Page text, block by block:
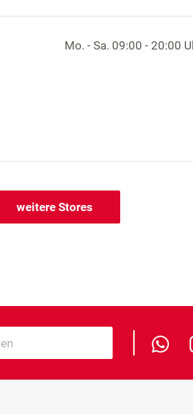
Mo. - Sa. 09:00 - 20:00
weitere Stores